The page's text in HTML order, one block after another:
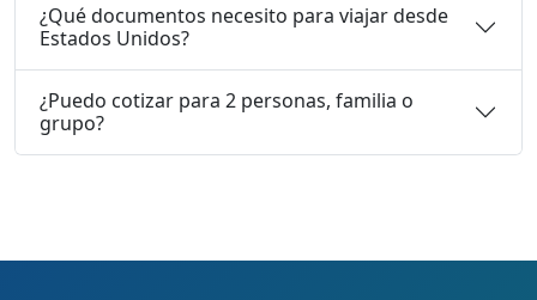
¿Qué documentos necesito para viajar desde
Estados Unidos?
¿Puedo cotizar para 2 personas, familia o
grupo?